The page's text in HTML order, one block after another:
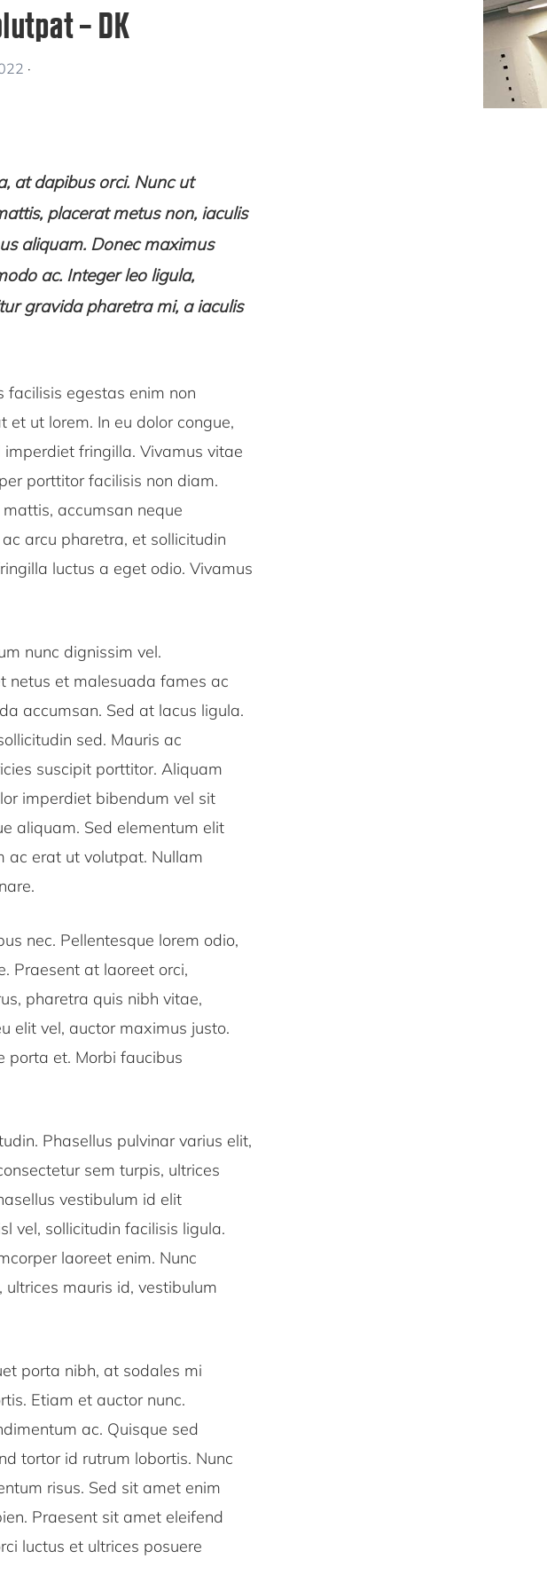
– DK
·
at dapibus orci. Nunc ut
placerat metus non, iaculis
aliquam. Donec maximus
ac. Integer leo ligula,
gravida pharetra mi, a iaculis
facilisis egestas enim non
ut lorem. In eu dolor congue,
fringilla. Vivamus vitae
porttitor facilisis non diam.
accumsan neque
arcu pharetra, et sollicitudin
luctus a eget odio. Vivamus
nunc dignissim vel.
netus et malesuada fames ac
accumsan. Sed at lacus ligula.
sed. Mauris ac
suscipit porttitor. Aliquam
imperdiet bibendum vel sit
aliquam. Sed elementum elit
ac erat ut volutpat. Nullam
nec. Pellentesque lorem odio,
Praesent at laoreet orci,
pharetra quis nibh vitae,
elit vel, auctor maximus justo.
porta et. Morbi faucibus
Phasellus pulvinar varius elit,
sem turpis, ultrices
vestibulum id elit
vel, sollicitudin facilisis ligula.
laoreet enim. Nunc
mauris id, vestibulum
porta nibh, at sodales mi
Etiam et auctor nunc.
ac. Quisque sed
tortor id rutrum lobortis. Nunc
risus. Sed sit amet enim
Praesent sit amet eleifend
luctus et ultrices posuere